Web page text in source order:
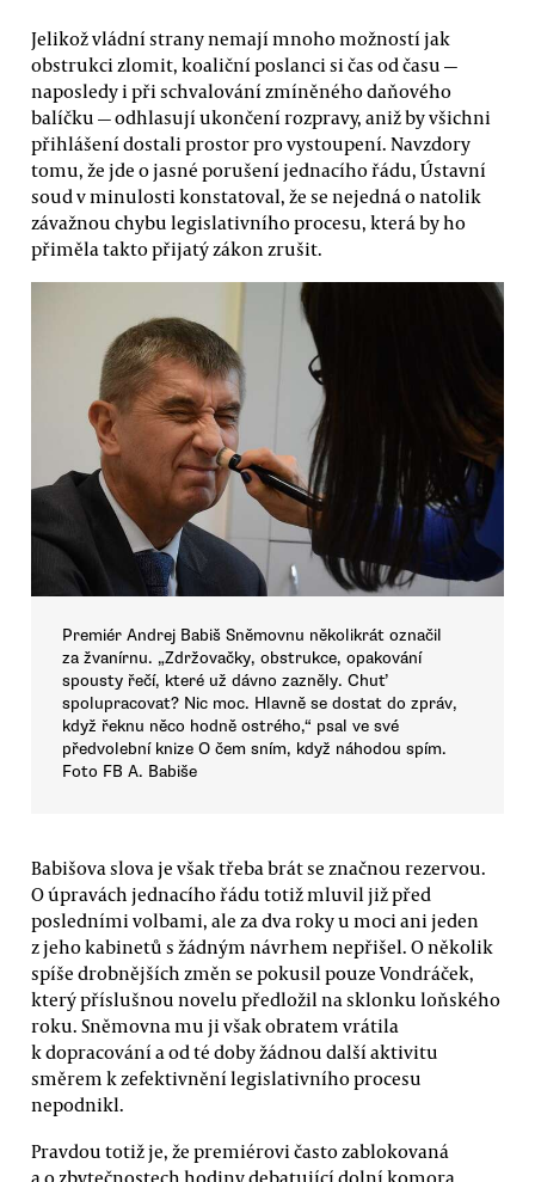
Jelikož vládní strany nemají mnoho možností jak
obstrukci zlomit, koaliční poslanci si čas od času —
naposledy i při schvalování zmíněného daňového
balíčku — odhlasují ukončení rozpravy, aniž by všichni
přihlášení dostali prostor pro vystoupení. Navzdory
tomu, že jde o jasné porušení jednacího řádu, Ústavní
soud v minulosti konstatoval, že se nejedná o natolik
závažnou chybu legislativního procesu, která by ho
přiměla takto přijatý zákon zrušit.
Premiér Andrej Babiš Sněmovnu několikrát označil
za žvanírnu. „Zdržovačky, obstrukce, opakování
spousty řečí, které už dávno zazněly. Chuť
spolupracovat? Nic moc. Hlavně se dostat do zpráv,
když řeknu něco hodně ostrého,“ psal ve své
předvolební knize O čem sním, když náhodou spím.
Foto FB A. Babiše
Babišova slova je však třeba brát se značnou rezervou.
O úpravách jednacího řádu totiž mluvil již před
posledními volbami, ale za dva roky u moci ani jeden
z jeho kabinetů s žádným návrhem nepřišel. O několik
spíše drobnějších změn se pokusil pouze Vondráček,
který příslušnou novelu předložil na sklonku loňského
roku. Sněmovna mu ji však obratem vrátila
k dopracování a od té doby žádnou další aktivitu
směrem k zefektivnění legislativního procesu
nepodnikl.
Pravdou totiž je, že premiérovi často zablokovaná